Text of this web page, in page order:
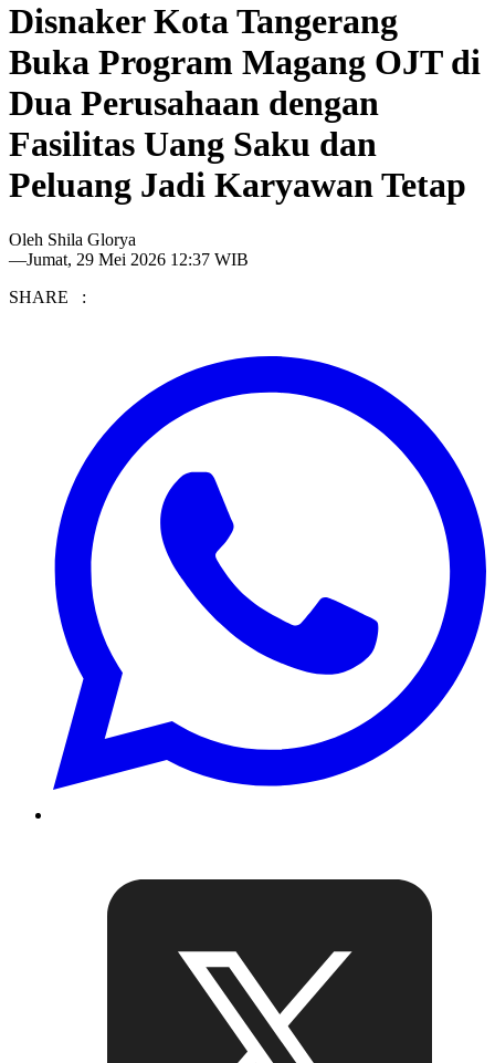
Disnaker Kota Tangerang
Buka Program Magang OJT di
Dua Perusahaan dengan
Fasilitas Uang Saku dan
Peluang Jadi Karyawan Tetap
Oleh Shila Glorya
—Jumat, 29 Mei 2026 12:37 WIB
SHARE :